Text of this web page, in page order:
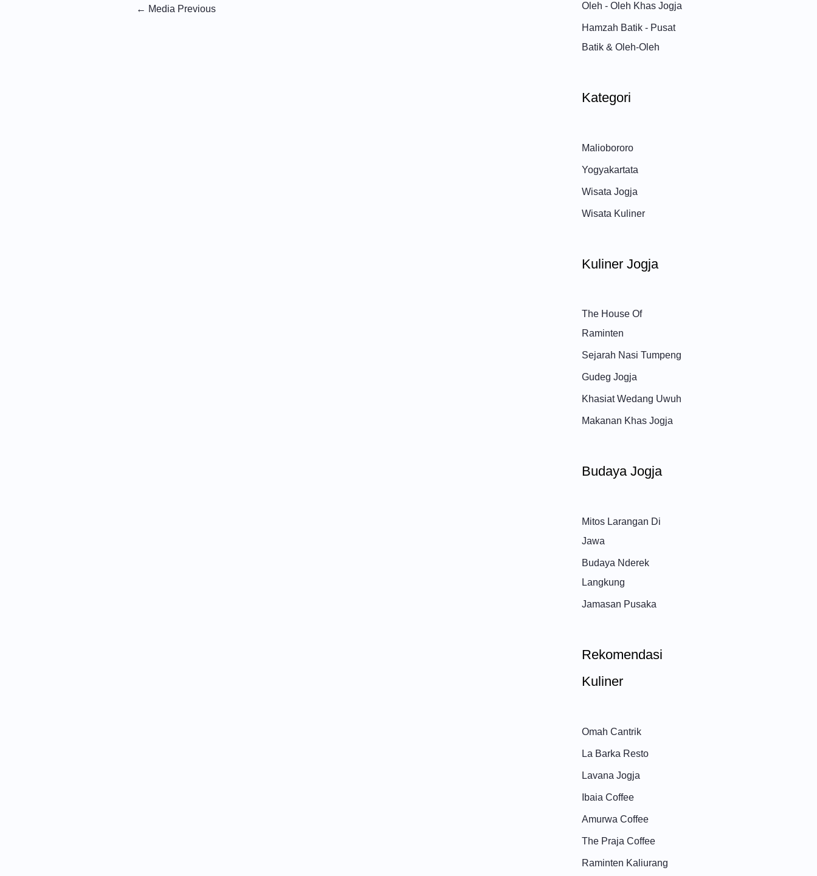
← Media Previous Oleh - Oleh Khas Jogja
Hamzah Batik - Pusat
Batik & Oleh-Oleh
Kategori
Maliobororo
Yogyakartata
Wisata Jogja
Wisata Kuliner
Kuliner Jogja
The House Of
Raminten
Sejarah Nasi Tumpeng
Gudeg Jogja
Khasiat Wedang Uwuh
Makanan Khas Jogja
Budaya Jogja
Mitos Larangan Di
Jawa
Budaya Nderek
Langkung
Jamasan Pusaka
Rekomendasi
Kuliner
Omah Cantrik
La Barka Resto
Lavana Jogja
Ibaia Coffee
Amurwa Coffee
The Praja Coffee
Raminten Kaliurang